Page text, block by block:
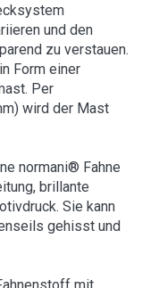
und den
zu verstauen.
Form einer
Per
wird der Mast
normani® Fahne
brillante
Sie kann
gehisst und